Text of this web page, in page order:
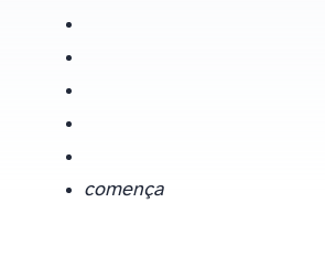
comença